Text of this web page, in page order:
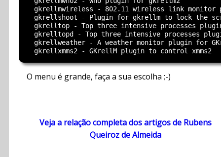
gkrellmwireless - 802.11 wireless link monitor
gkrellshoot - Plugin for gkrellm to lock the
gkrelltop - Top three intensive processes
gkrelltopd - Top three intensive processes
gkrellweather - A weather monitor plugin for
O menu é grande, faça a sua escolha ;-)
Veja a relação completa dos artigos de Rubens
Queiroz de Almeida